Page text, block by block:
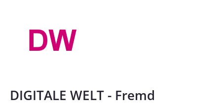
DIGITALE WELT - Fremd